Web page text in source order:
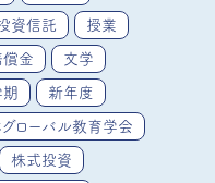
資信託 授業
償金 文学
期 新年度
グローバル教育学会
株式投資